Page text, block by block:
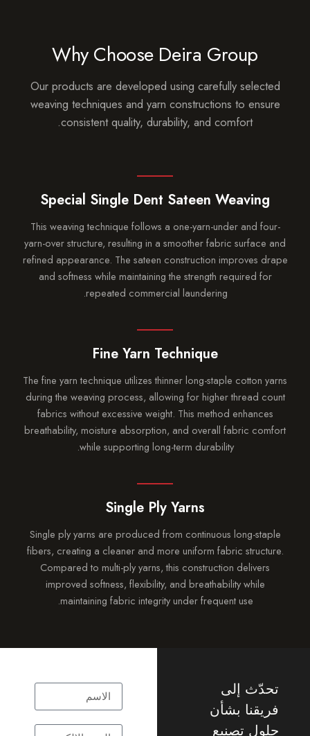
Why Choose Deira Group
Our products are developed using carefully
weaving techniques and yarn constructions to
consistent quality, durability, and comfort.
Special Single Dent Sateen
This weaving technique follows a one-yarn-under and
yarn-over structure, resulting in a smoother fabric
refined appearance. The sateen construction improves
and softness while maintaining the strength required
repeated commercial laundering.
Fine Yarn Technique
The fine yarn technique utilizes thinner long-staple cotton
during the weaving process, allowing for higher thread
fabrics without excessive weight. This method
breathability, moisture absorption, and overall fabric
while supporting long-term durability.
Single Ply Yarns
Single ply yarns are produced from continuous long-
fibers, creating a cleaner and more uniform fabric
Compared to multi-ply yarns, this construction
improved softness, flexibility, and breathability while
maintaining fabric integrity under frequent use.
إلى
بشأن
تصنيع